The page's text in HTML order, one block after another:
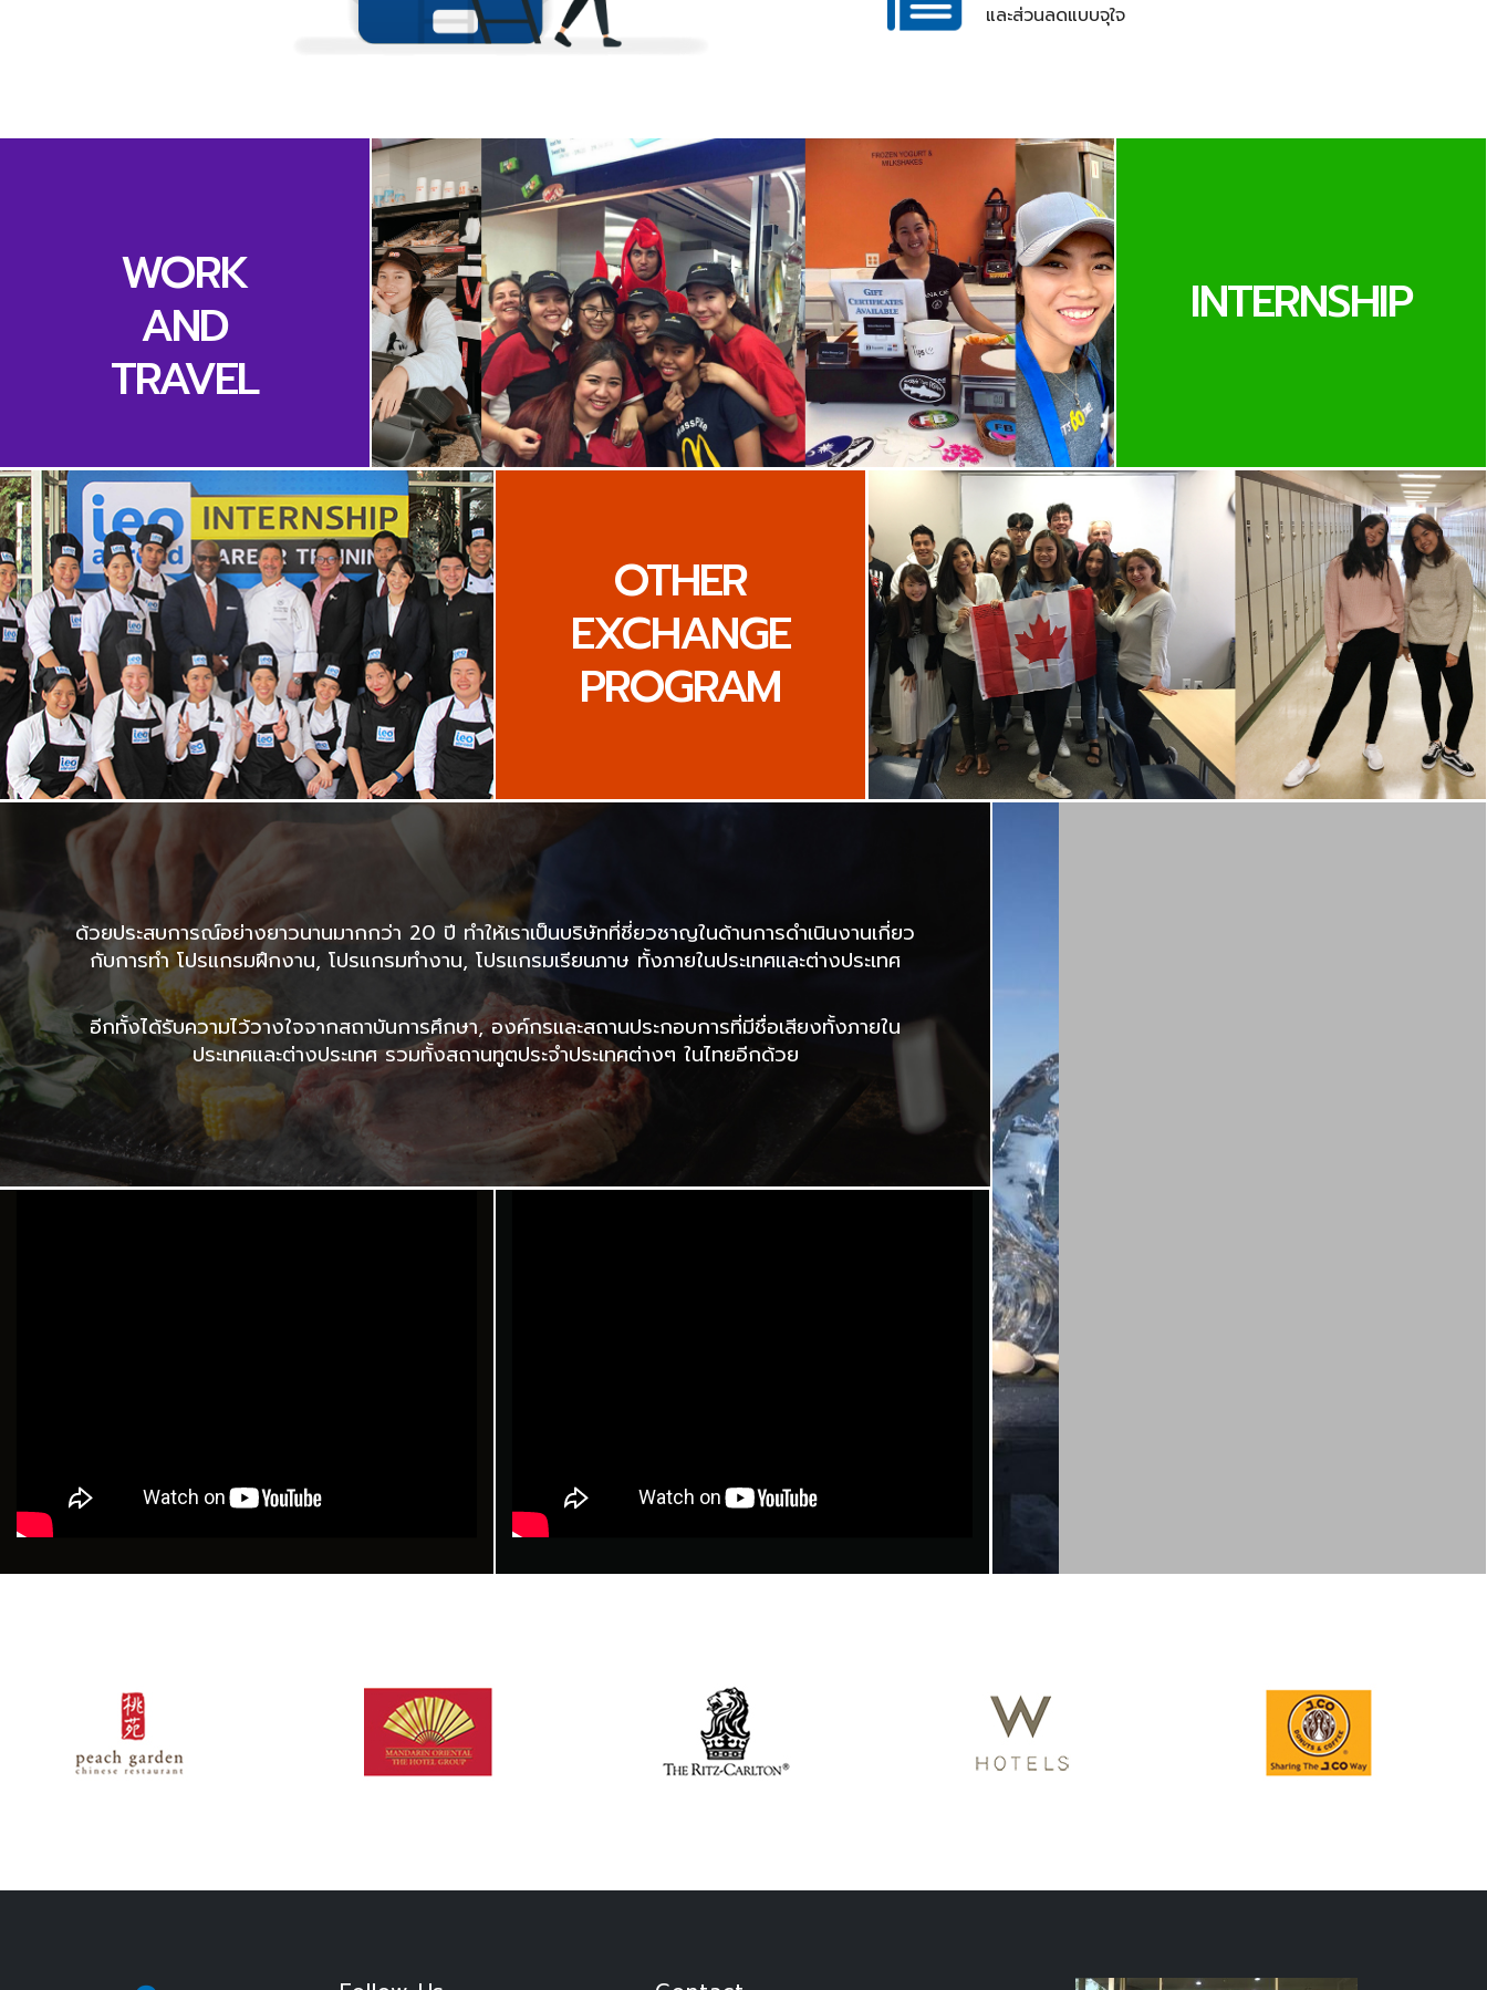
และส่วนลดแบบจุใจ
WORK
AND
TRAVEL
INTERNSHIP
OTHER
EXCHANGE
PROGRAM
ด้วยประสบการณ์อย่างยาวนานมากกว่า 20 ปี ทำให้เราเป็นบริษัทที่ชี่ยวชาญในด้านการดำเนินงานเกี่ยว
กับการทำ โปรแกรมฝึกงาน, โปรแกรมทำงาน, โปรแกรมเรียนภาษ ทั้งภายในประเทศและต่างประเทศ
อีกทั้งได้รับความไว้วางใจจากสถาบันการศึกษา, องค์กรและสถานประกอบการที่มีชื่อเสียงทั้งภายใน
ประเทศและต่างประเทศ รวมทั้งสถานทูตประจำประเทศต่างๆ ในไทยอีกด้วย